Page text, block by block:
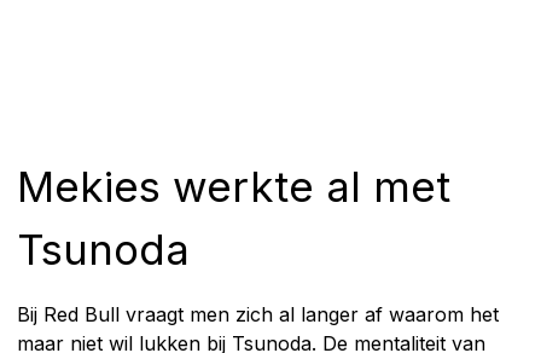
Mekies werkte al met
Tsunoda
Bij Red Bull vraagt men zich al langer af waarom het
maar niet wil lukken bij Tsunoda. De mentaliteit van